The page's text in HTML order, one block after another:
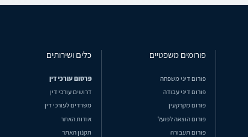
פורומים משפטיים
פורום דיני משפחה
פורום דיני עבודה
פורום מקרקעין
פורום הוצאה לפועל
פורום תעבורה
כלים ושירותים
פרסום עורכי דין
דרושים עורכי דין
משרדים לעורכי דין
אודות האתר
תקנון האתר